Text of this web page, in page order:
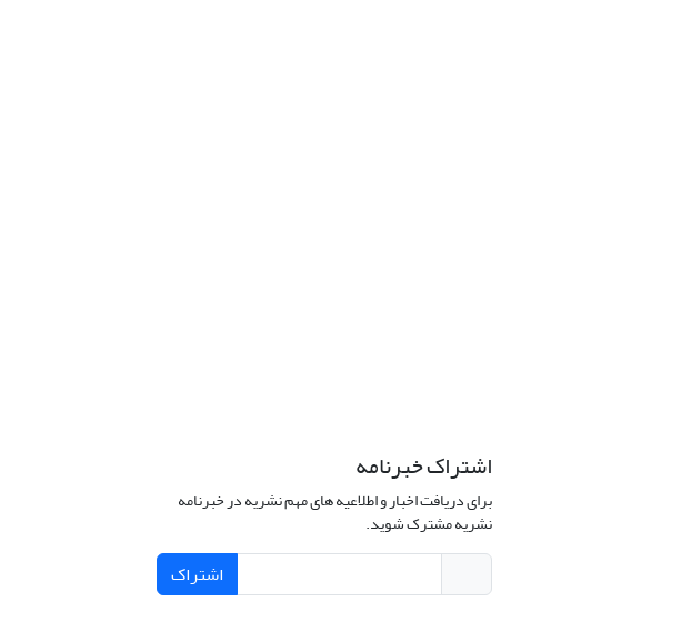
اشتراک خبرنامه
برای دریافت اخبار و اطلاعیه های مهم نشریه در خبرنامه
نشریه مشترک شوید.
اشتراک